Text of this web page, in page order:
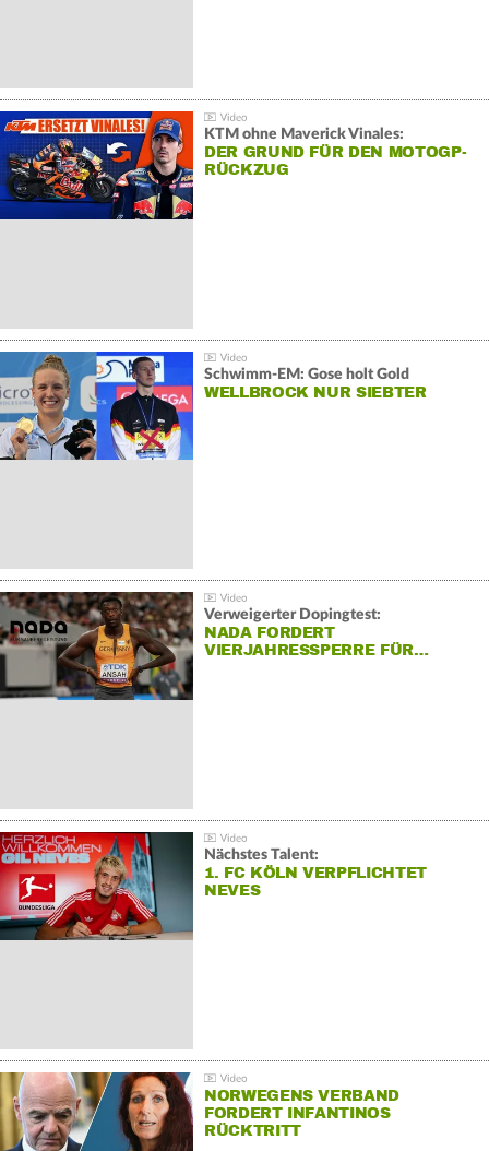
KTM ohne Maverick Vinales:
DER GRUND FÜR DEN MOTOGP-
RÜCKZUG
Schwimm-EM: Gose holt Gold
WELLBROCK NUR SIEBTER
Verweigerter Dopingtest:
NADA FORDERT
VIERJAHRESSPERRE FÜR…
Nächstes Talent:
1. FC KÖLN VERPFLICHTET
NEVES
NORWEGENS VERBAND
FORDERT INFANTINOS
RÜCKTRITT